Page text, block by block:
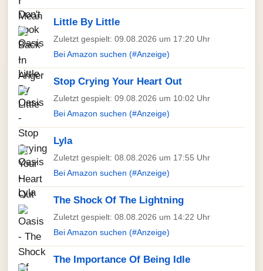
Little By Little
Zuletzt gespielt: 09.08.2026 um 17:20 Uhr
Bei Amazon suchen (#Anzeige)
Stop Crying Your Heart Out
Zuletzt gespielt: 09.08.2026 um 10:02 Uhr
Bei Amazon suchen (#Anzeige)
Lyla
Zuletzt gespielt: 08.08.2026 um 17:55 Uhr
Bei Amazon suchen (#Anzeige)
The Shock Of The Lightning
Zuletzt gespielt: 08.08.2026 um 14:22 Uhr
Bei Amazon suchen (#Anzeige)
The Importance Of Being Idle